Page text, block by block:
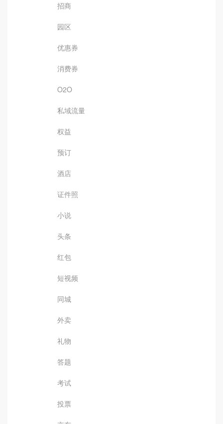
招商
园区
优惠券
消费券
O2O
私域流量
权益
预订
酒店
证件照
小说
头条
红包
短视频
同城
外卖
礼物
答题
考试
投票